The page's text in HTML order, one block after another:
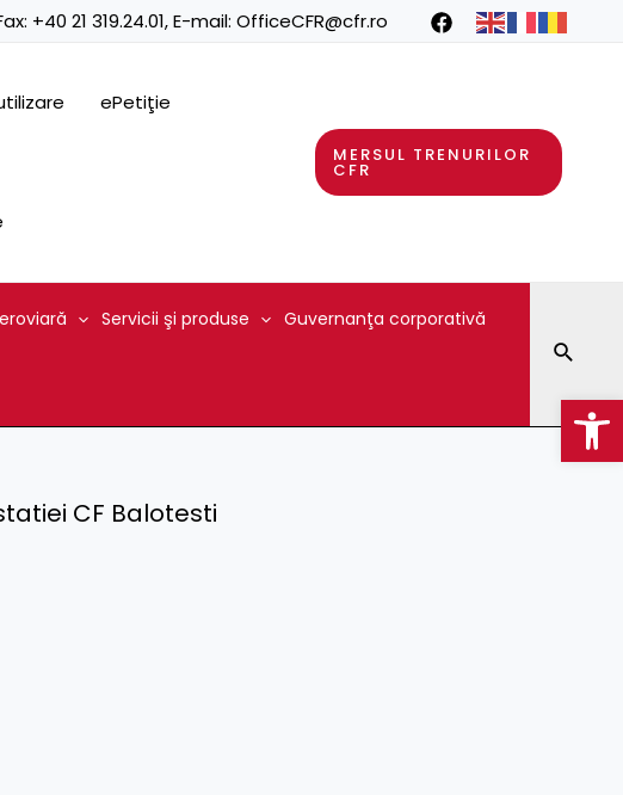
+40 21 319.24.01, E-mail: OfficeCFR@cfr.ro
ePetiţie
MERSUL TRENURILOR
CFR
Servicii şi produse Guvernanţa corporativă
CF Balotesti